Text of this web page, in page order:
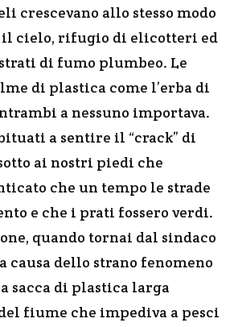
crescevano allo stesso modo
il cielo, rifugio di elicotteri ed
di fumo plumbeo. Le
di plastica come l’erba di
a nessuno importava.
a sentire il “crack” di
ai nostri piedi che
che un tempo le strade
e che i prati fossero verdi.
quando tornai dal sindaco
causa dello strano fenomeno
sacca di plastica larga
fiume che impediva a pesci